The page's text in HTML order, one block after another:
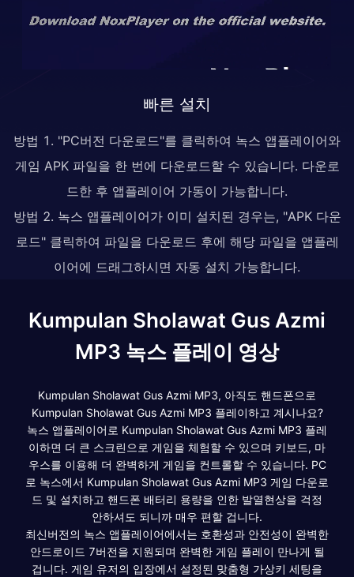
빠른 설치
방법 1. "PC버전 다운로드"를 클릭하여 녹스 앱플레이어와
게임 APK 파일을 한 번에 다운로드할 수 있습니다. 다운로
드한 후 앱플레이어 가동이 가능합니다.
방법 2. 녹스 앱플레이어가 이미 설치된 경우는, "APK 다운
로드" 클릭하여 파일을 다운로드 후에 해당 파일을 앱플레
이어에 드래그하시면 자동 설치 가능합니다.
Kumpulan Sholawat Gus Azmi
MP3 녹스 플레이 영상
Kumpulan Sholawat Gus Azmi MP3, 아직도 핸드폰으로
Kumpulan Sholawat Gus Azmi MP3 플레이하고 계시나요?
녹스 앱플레이어로 Kumpulan Sholawat Gus Azmi MP3 플레
이하면 더 큰 스크린으로 게임을 체험할 수 있으며 키보드, 마
우스를 이용해 더 완벽하게 게임을 컨트롤할 수 있습니다. PC
로 녹스에서 Kumpulan Sholawat Gus Azmi MP3 게임 다운로
드 및 설치하고 핸드폰 배터리 용량을 인한 발열현상을 걱정
안하셔도 되니까 매우 편할 겁니다.
최신버전의 녹스 앱플레이어에서는 호환성과 안전성이 완벽한
안드로이드 7버전을 지원되며 완벽한 게임 플레이 만나게 될
겁니다. 게임 유저의 입장에서 설정된 맞춤형 가상키 세팅을